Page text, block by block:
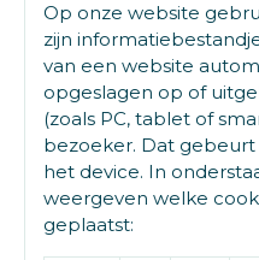
Op onze website
zijn
van een website
opgeslagen op of
(zoals PC, tablet of
bezoeker. Dat
het device. In
weergeven welke
geplaatst: